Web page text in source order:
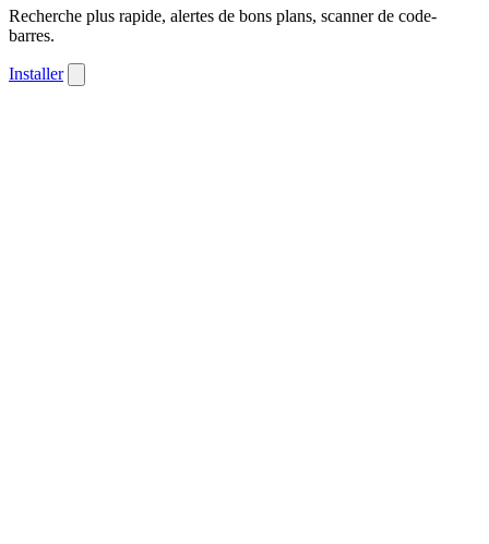
Recherche plus rapide, alertes de bons plans, scanner de code-
barres.
Installer